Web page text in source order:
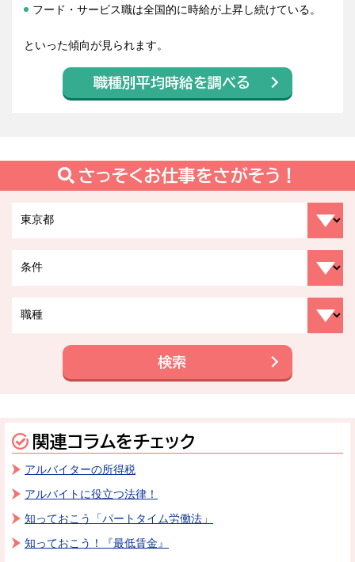
フード・サービス職は全国的に時給が上昇し続けている。
といった傾向が見られます。
職種別平均時給を調べる
さっそくお仕事をさがそう！
検索
関連コラムをチェック
アルバイターの所得税
アルバイトに役立つ法律！
知っておこう「パートタイム労働法」
知っておこう！『最低賃金』